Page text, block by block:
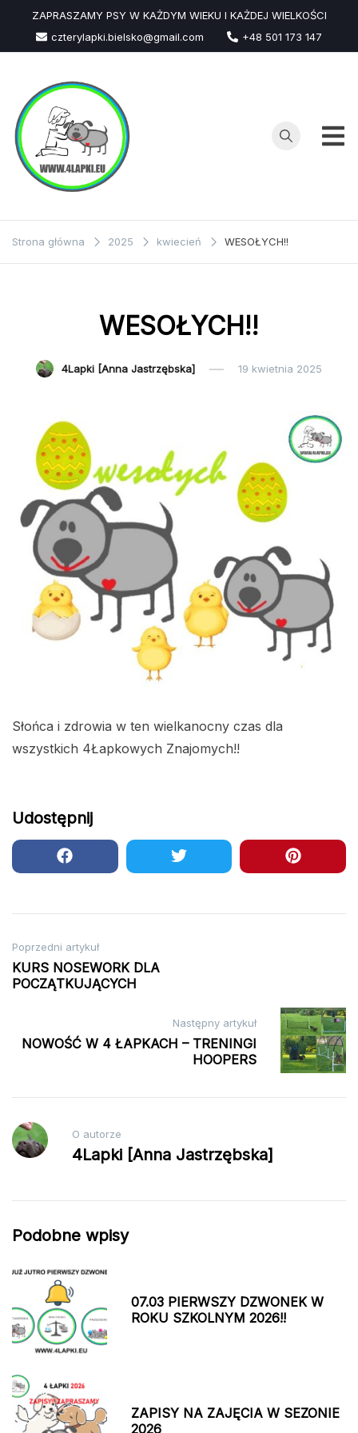
Przejdź
treści
ZAPRASZAMY PSY W KAŻDYM WIEKU I KAŻDEJ WIELKOŚCI
czterylapki.bielsko@gmail.com
+48 501 173 147
Strona główna 2025 kwiecień WESOŁYCH!!
WESOŁYCH!!
4Lapki [Anna Jastrzębska] 19 kwietnia 2025
Słońca i zdrowia w ten wielkanocny czas dla
wszystkich 4Łapkowych Znajomych!!
Udostępnij
Nawigacja
wpisu
Poprzedni artykuł
KURS NOSEWORK DLA
POCZĄTKUJĄCYCH
Następny artykuł
NOWOŚĆ W 4 ŁAPKACH – TRENINGI
HOOPERS
O autorze
4Lapki [Anna Jastrzębska]
Podobne wpisy
07.03 PIERWSZY DZWONEK W
ROKU SZKOLNYM 2026!!
ZAPISY NA ZAJĘCIA W SEZONIE
2026